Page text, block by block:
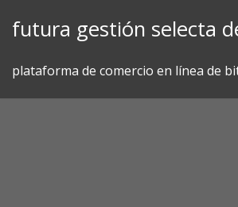
futura gestión selecta
plataforma de comercio en línea de